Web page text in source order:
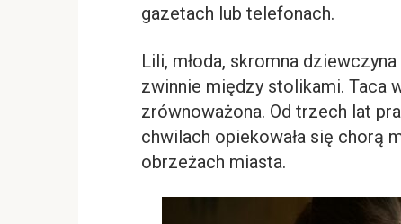
gazetach lub telefonach.
Lili, młoda, skromna
zwinnie między stolikami. Taca
zrównoważona. Od trzech lat
chwilach opiekowała się chorą
obrzeżach miasta.